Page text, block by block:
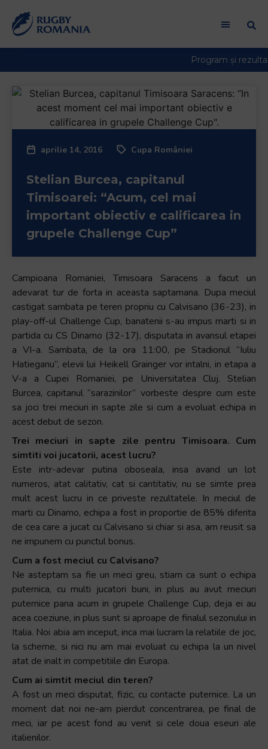
aprilie 14, 2016 Cupa României
Stelian Burcea, capitanul
Timisoarei: “Acum, cel mai
important obiectiv e calificarea in
grupele Challenge Cup”
Campioana Romaniei, Timisoara Saracens a facut un
adevarat tur de forta in aceasta saptamana. Dupa meciul
castigat sambata pe teren propriu cu Calvisano (36-23), in
play-off-ul Challenge Cup, banatenii s-au impus marti si in
partida cu CS Dinamo (32-17), disputata in avansul etapei
a VI-a. Sambata, de la ora 11:00, pe Stadionul “Iuliu
Hatieganu”, elevii lui Heikell Grainger vor intalni, in etapa a
V-a a Cupei Romaniei, pe Universitatea Cluj. Stelian
Burcea, capitanul “sarazinilor” vorbeste despre cum este
sa joci trei meciuri in sapte zile si cum a evoluat echipa in
acest debut de sezon.
Trei meciuri in sapte zile pentru Timisoara. Cum
simtiti voi jucatorii, acest lucru?
Este intr-adevar putina oboseala, insa avand un lot
numeros, atat calitativ, cat si cantitativ, nu se simte prea
mult acest lucru in ce priveste rezultatele. In meciul de
marti cu Dinamo, echipa a fost in proportie de 85% diferita
de cea care a jucat cu Calvisano si chiar si asa, am reusit sa
ne impunem cu punctul bonus.
Cum a fost meciul cu Calvisano?
Ne asteptam sa fie un meci greu, stiam ca sunt o echipa
puternica, cu multi jucatori buni, in plus au avut meciuri
puternice pana acum in grupele Challenge Cup, deja ei au
acea coeziune, in plus sunt si aproape de finalul sezonului in
Italia. Noi abia am inceput, inca mai lucram la relatiile de joc,
la scheme, si nici nu am mai evoluat cu echipa la un nivel
atat de inalt in competitiile din Europa.
Cum ai simtit meciul din teren?
A fost un meci disputat, fizic, cu contacte puternice. La un
moment dat noi ne-am pierdut concentrarea, pe final de
meci, iar pe acest fond au venit si cele doua eseuri ale
italienilor.